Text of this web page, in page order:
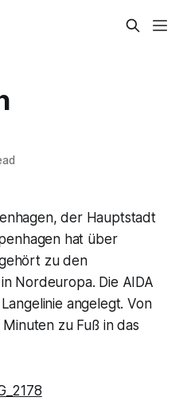
der Hauptstadt
hat über
zu den
Nordeuropa. Die AIDA
angelegt. Von
zu Fuß in das